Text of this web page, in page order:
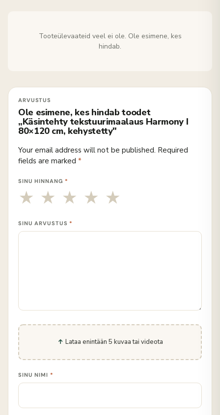
Tooteülevaateid veel ei ole. Ole esimene, kes
hindab.
Ole esimene, kes hindab toodet
„Käsintehty tekstuurimaalaus Harmony I
80×120 cm, kehystetty"
Your email address will not be published. Required
fields are marked *
SINU HINNANG *
SINU ARVUSTUS *
Lataa enintään 5 kuvaa tai videota
SINU NIMI *